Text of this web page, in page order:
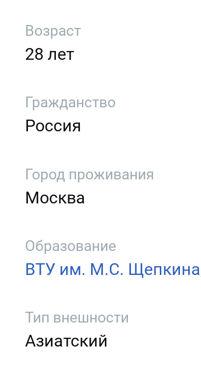
Возраст
28 лет
Гражданство
Россия
Город проживания
Москва
Образование
ВТУ им. М.С. Щепкина
Тип внешности
Азиатский